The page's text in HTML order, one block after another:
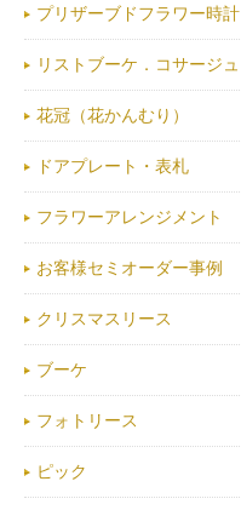
プリザーブドフラワー時計
リストブーケ．コサージュ
花冠（花かんむり）
ドアプレート・表札
フラワーアレンジメント
お客様セミオーダー事例
クリスマスリース
ブーケ
フォトリース
ピック